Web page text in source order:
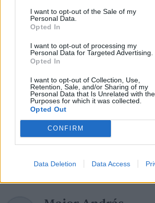
I want to opt-out of the Sale of my
Personal Data.
Opted In
I want to opt-out of processing my
Personal Data for Targeted Advertising.
Opted In
I want to opt-out of Collection, Use,
Retention, Sale, and/or Sharing of my
Personal Data that Is Unrelated with the
Purposes for which it was collected.
Opted Out
CONFIRM
Data Deletion Data Access
gázfelhasználásra ösztönöznek,
lehetővé teszik, akkor ezzel
jövő megújuló fűtési rendszerei
földgázra, hanem a villamos
támaszkodni – fogalmaz Kiss Pál.
Fotók: Canva